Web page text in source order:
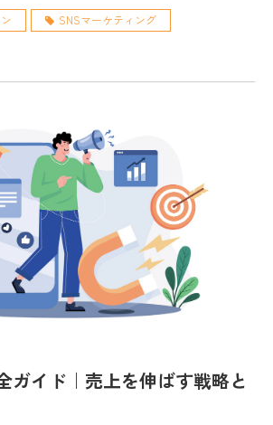
SNSマーケティング
ガイド｜売上を伸ばす戦略と